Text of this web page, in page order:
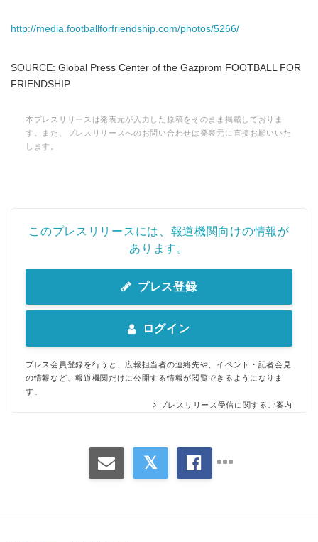
http://media.footballforfriendship.com/photos/5266/
SOURCE: Global Press Center of the Gazprom FOOTBALL FOR
FRIENDSHIP
本プレスリリースは発表元が入力した原稿をそのまま掲載しておりま
す。また、プレスリリースへのお問い合わせは発表元に直接お願いいた
します。
このプレスリリースには、報道機関向けの情報が
あります。
プレス登録
ログイン
プレス会員登録を行うと、広報担当者の連絡先や、イベント・記者会見
の情報など、報道機関だけに公開する情報が閲覧できるようになりま
す。
プレスリリース受信に関するご案内